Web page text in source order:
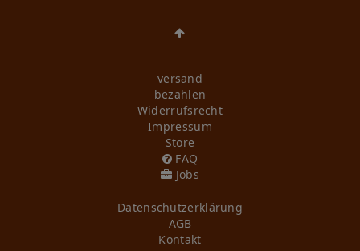
versand
bezahlen
Widerrufs­recht
Impressum
Store
FAQ
Jobs
Daten­schutz­erklärung
AGB
Kontakt